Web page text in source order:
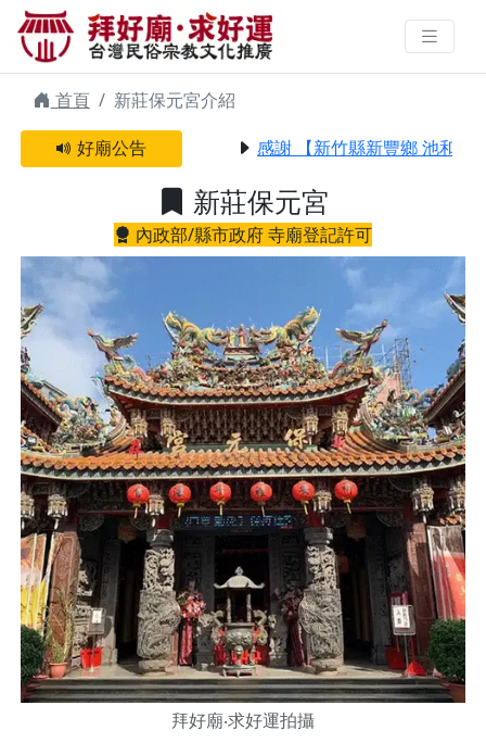
新莊保元宮 | 拜好廟求好運 找到與
您有緣的信仰
首頁
新莊保元宮介紹
好廟公告
感謝 【新竹縣新豐鄉 池和宮】
新莊保元宮
內政部/縣市政府 寺廟登記許可
拜好廟‧求好運拍攝